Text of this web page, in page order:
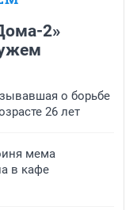
2»
о борьбе
26 лет
мема
в кафе